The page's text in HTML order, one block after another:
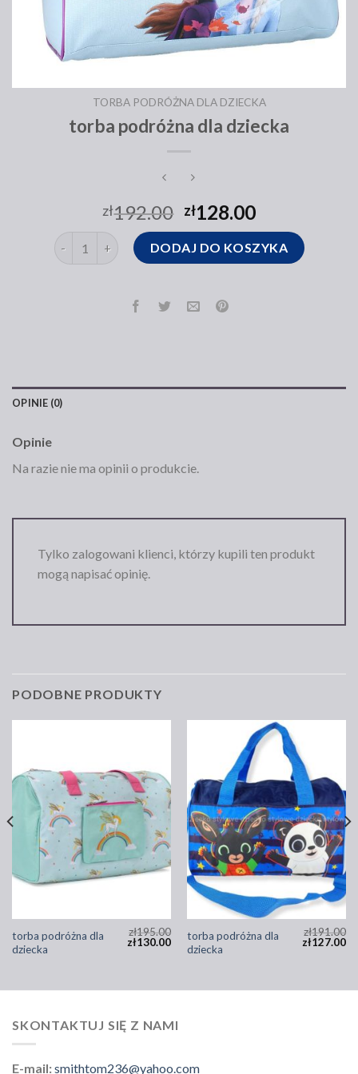
TORBA PODRÓŻNA DLA DZIECKA
torba podróżna dla dziecka
zł192.00 zł128.00
ilość torba podróżna dla dziecka
DODAJ DO KOSZYKA
OPINIE (0)
Opinie
Na razie nie ma opinii o produkcie.
Tylko zalogowani klienci, którzy kupili ten produkt
mogą napisać opinię.
PODOBNE PRODUKTY
torba podróżna dla
dziecka
zł195.00
zł130.00
torba podróżna dla
dziecka
zł191.00
zł127.00
SKONTAKTUJ SIĘ Z NAMI
E-mail:smithtom236@yahoo.com